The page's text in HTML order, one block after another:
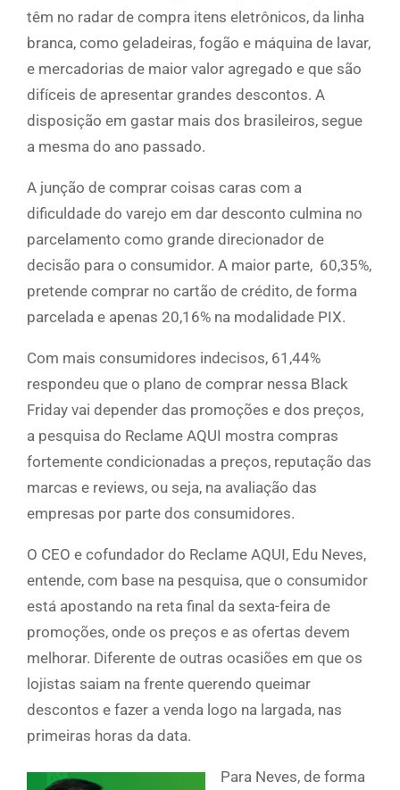
têm no radar de compra itens eletrônicos, da linha
branca, como geladeiras, fogão e máquina de lavar,
e mercadorias de maior valor agregado e que são
difíceis de apresentar grandes descontos. A
disposição em gastar mais dos brasileiros, segue
a mesma do ano passado.
A junção de comprar coisas caras com a
dificuldade do varejo em dar desconto culmina no
parcelamento como grande direcionador de
decisão para o consumidor. A maior parte, 60,35%,
pretende comprar no cartão de crédito, de forma
parcelada e apenas 20,16% na modalidade PIX.
Com mais consumidores indecisos, 61,44%
respondeu que o plano de comprar nessa Black
Friday vai depender das promoções e dos preços,
a pesquisa do Reclame AQUI mostra compras
fortemente condicionadas a preços, reputação das
marcas e reviews, ou seja, na avaliação das
empresas por parte dos consumidores.
O CEO e cofundador do Reclame AQUI, Edu Neves,
entende, com base na pesquisa, que o consumidor
está apostando na reta final da sexta-feira de
promoções, onde os preços e as ofertas devem
melhorar. Diferente de outras ocasiões em que os
lojistas saiam na frente querendo queimar
descontos e fazer a venda logo na largada, nas
primeiras horas da data.
Para Neves, de forma